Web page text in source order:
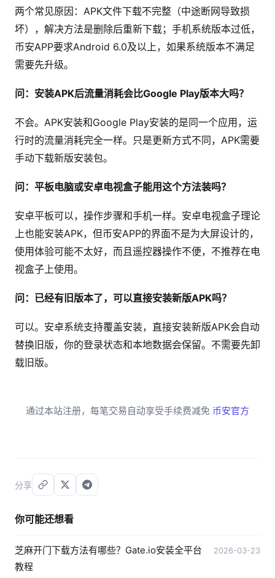
两个常见原因：APK文件下载不完整（中途断网导致损
坏），解决方法是删除后重新下载；手机系统版本过低，
币安APP要求Android 6.0及以上，如果系统版本不满足
需要先升级。
问：安装APK后流量消耗会比Google Play版本大吗？
不会。APK安装和Google Play安装的是同一个应用，运
行时的流量消耗完全一样。只是更新方式不同，APK需要
手动下载新版安装包。
问：平板电脑或安卓电视盒子能用这个方法装吗？
安卓平板可以，操作步骤和手机一样。安卓电视盒子理论
上也能安装APK，但币安APP的界面不是为大屏设计的，
使用体验可能不太好，而且遥控器操作不便，不推荐在电
视盒子上使用。
问：已经有旧版本了，可以直接安装新版APK吗？
可以。安卓系统支持覆盖安装，直接安装新版APK会自动
替换旧版，你的登录状态和本地数据会保留。不需要先卸
载旧版。
通过本站注册，每笔交易自动享受手续费减免 币安官方
分享
你可能还想看
芝麻开门下载方法有哪些？Gate.io安装全平台
教程
2026-03-23